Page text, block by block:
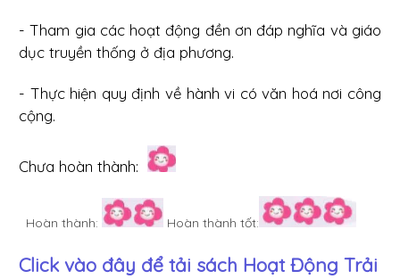
- Tham gia các hoạt động đền ơn đáp nghĩa và giáo
dục truyền thống ở địa phương.
- Thực hiện quy định về hành vi có văn hoá nơi công
cộng.
Chưa hoàn thành:
Hoàn thành: Hoàn thành tốt:
Click vào đây để tải sách Hoạt Động Trải